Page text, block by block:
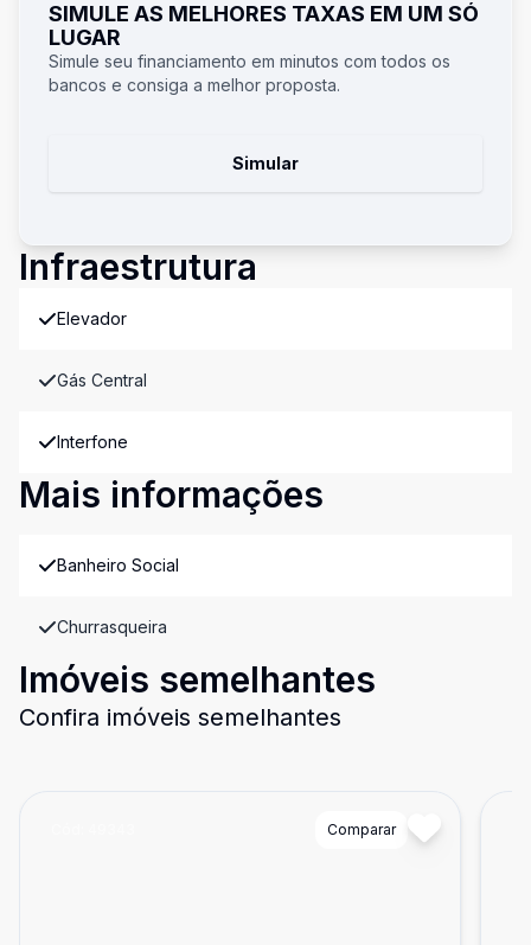
SIMULE AS MELHORES TAXAS EM UM SÓ
LUGAR
Simule seu financiamento em minutos com todos os
bancos e consiga a melhor proposta.
Simular
Infraestrutura
Elevador
Gás Central
Interfone
Mais informações
Banheiro Social
Churrasqueira
Imóveis semelhantes
Confira imóveis semelhantes
Comparar